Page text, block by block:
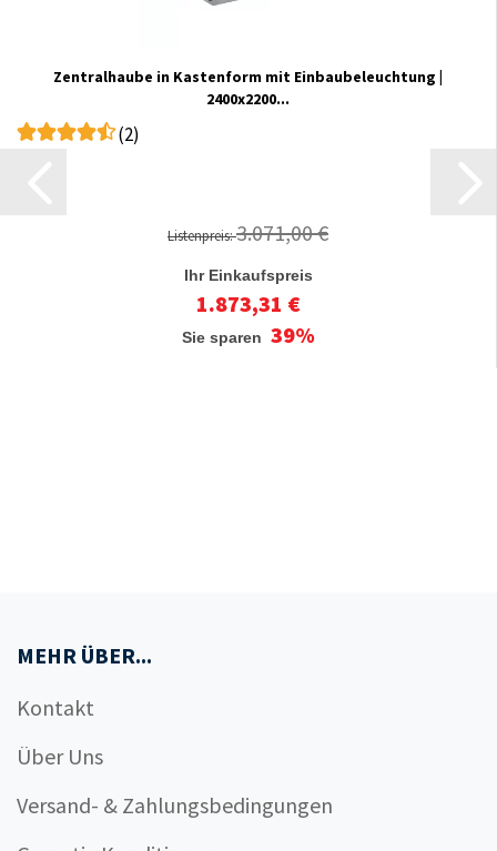
Zentralhaube in Kastenform mit Einbaubeleuchtung |
2400x2200...
(2)
Listenpreis:3.071,00 €
Ihr Einkaufspreis
1.873,31 €
Sie sparen 39%
MEHR ÜBER...
Kontakt
Über Uns
Versand- & Zahlungsbedingungen